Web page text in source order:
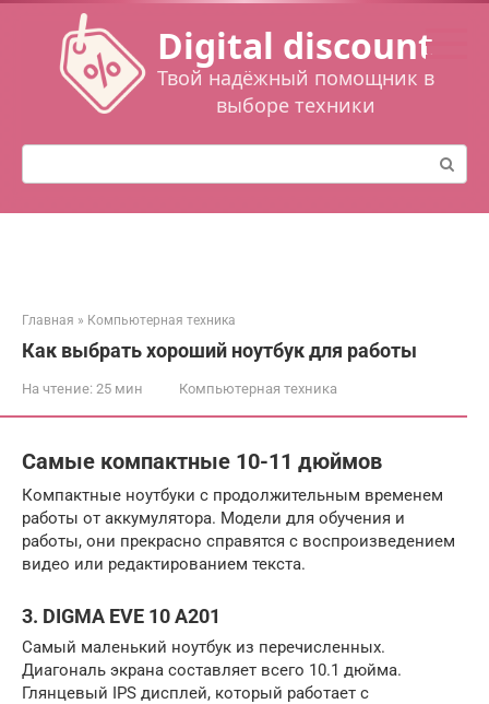
Перейти
контенту
Digital discount
Твой надёжный помощник в
выборе техники
Поиск:
Главная » Компьютерная техника
Как выбрать хороший ноутбук для работы
На чтение: 25 мин Компьютерная техника
Самые компактные 10-11 дюймов
Компактные ноутбуки с продолжительным временем
работы от аккумулятора. Модели для обучения и
работы, они прекрасно справятся с воспроизведением
видео или редактированием текста.
3. DIGMA EVE 10 A201
Самый маленький ноутбук из перечисленных.
Диагональ экрана составляет всего 10.1 дюйма.
Глянцевый IPS дисплей, который работает с